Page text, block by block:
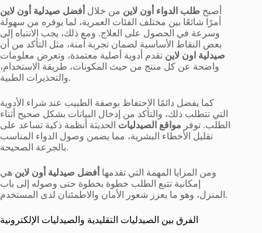
أصبح طلب الدواء أون لاين من خلال أفضل صيدلية أون لاين
أمرًا شائعًا بين مختلف الفئات العمرية، لما يوفره من سهولة
وسرعة في الحصول على العلاج. ومع ذلك، يجب الانتباه إلى
بعض النقاط الأساسية لضمان تجربة آمنة، مثل التأكد من أن
صيدلية اون لاين تقدم أدوية أصلية معتمدة، وتعرض معلومات
واضحة عن كل منتج من حيث المكونات، طريقة الاستخدام،
والتحذيرات الطبية.
كما يفضل دائمًا الاحتفاظ بوصفة الطبيب عند شراء الأدوية
التي تتطلب ذلك، والتأكد من إدخال البيانات بشكل صحيح أثناء
الطلب. توفر مواقع الصيدليات الحديثة أنظمة ذكية تساعد على
تقليل الأخطاء البشرية، مما يضمن وصول الدواء المناسب
بالجرعة الصحيحة.
ومن المزايا المهمة التي تقدمها أفضل صيدلية أون لاين هي
إمكانية تتبع الطلب خطوة بخطوة حتى وصوله إلى باب
المنزل، وهو ما يعزز شعور الأمان والاطمئنان لدى المستخدم.
الفرق بين الصيدليات التقليدية والصيدليات الإلكترونية